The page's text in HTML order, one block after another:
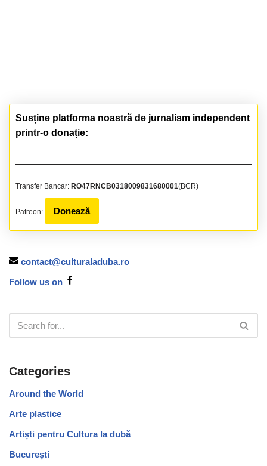
Susține platforma noastră de jurnalism independent
printr-o donație:
Transfer Bancar: RO47RNCB0318009831680001(BCR)
Patreon: Donează
contact@culturaladuba.ro
Follow us on
Categories
Around the World
Arte plastice
Artiști pentru Cultura la dubă
București